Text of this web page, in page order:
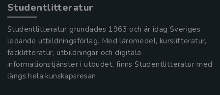
Studentlitteratur
Studentlitteratur grundades 1963 och är idag Sveriges
ledande utbildningsförlag. Med läromedel, kurslitteratur,
facklitteratur, utbildningar och digitala
informationstjänster i utbudet, finns Studentlitteratur med
längs hela kunskapsresan.